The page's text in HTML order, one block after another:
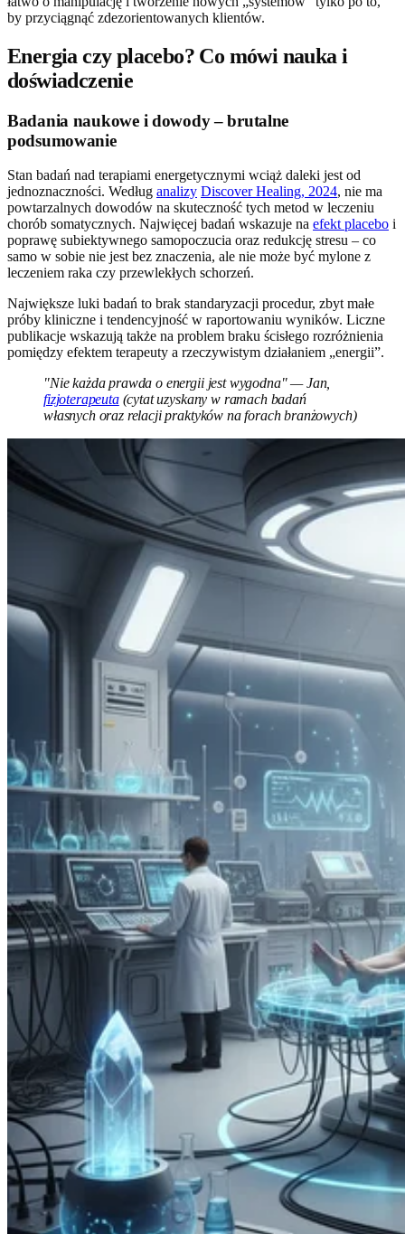
by przyciągnąć zdezorientowanych klientów.
Energia czy placebo? Co mówi nauka i
doświadczenie
Badania naukowe i dowody – brutalne
podsumowanie
Stan badań nad terapiami energetycznymi wciąż daleki jest od
jednoznaczności. Według analizy Discover Healing, 2024, nie ma
powtarzalnych dowodów na skuteczność tych metod w leczeniu
chorób somatycznych. Najwięcej badań wskazuje na efekt placebo i
poprawę subiektywnego samopoczucia oraz redukcję stresu – co
samo w sobie nie jest bez znaczenia, ale nie może być mylone z
leczeniem raka czy przewlekłych schorzeń.
Największe luki badań to brak standaryzacji procedur, zbyt małe
próby kliniczne i tendencyjność w raportowaniu wyników. Liczne
publikacje wskazują także na problem braku ścisłego rozróżnienia
pomiędzy efektem terapeuty a rzeczywistym działaniem „energii”.
"Nie każda prawda o energii jest wygodna" — Jan,
fizjoterapeuta(cytat uzyskany w ramach badań
własnych oraz relacji praktyków na forach branżowych)